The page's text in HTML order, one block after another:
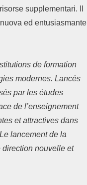
supplementari. Il
ed entusiasmante
de formation
modernes. Lancés
par les études
de l’enseignement
et attractives dans
lancement de la
direction nouvelle et